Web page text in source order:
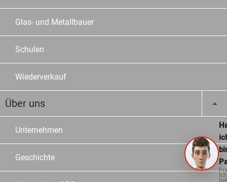
Glas- und Metallbauer
Schulen
Wiederverkauf
Über uns
Unternehmen
Geschichte
Ich